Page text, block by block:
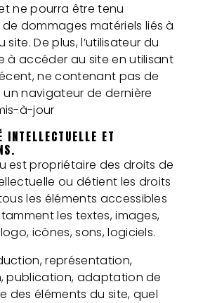
ne pourra être tenu
dommages matériels liés à
site. De plus, l’utilisateur du
à accéder au site en utilisant
ne contenant pas de
navigateur de dernière
à-jour
INTELLECTUELLE ET
est propriétaire des droits de
ou détient les droits
les éléments accessibles
les textes, images,
icônes, sons, logiciels.
représentation,
publication, adaptation de
des éléments du site, quel